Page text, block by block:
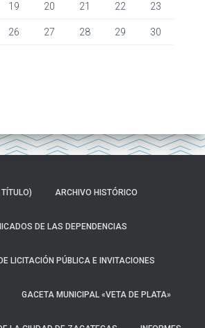
19 20 21 22 23
26 27 28 29 30
ARCHIVO HISTÓRICO
DE LAS DEPENDENCIAS
LICITACIÓN PÚBLICA E INVITACIONES
GACETA MUNICIPAL «VETA DE PLATA»